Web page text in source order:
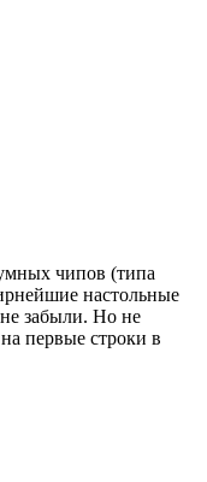
чипов (типа
настольные
забыли. Но не
первые строки в